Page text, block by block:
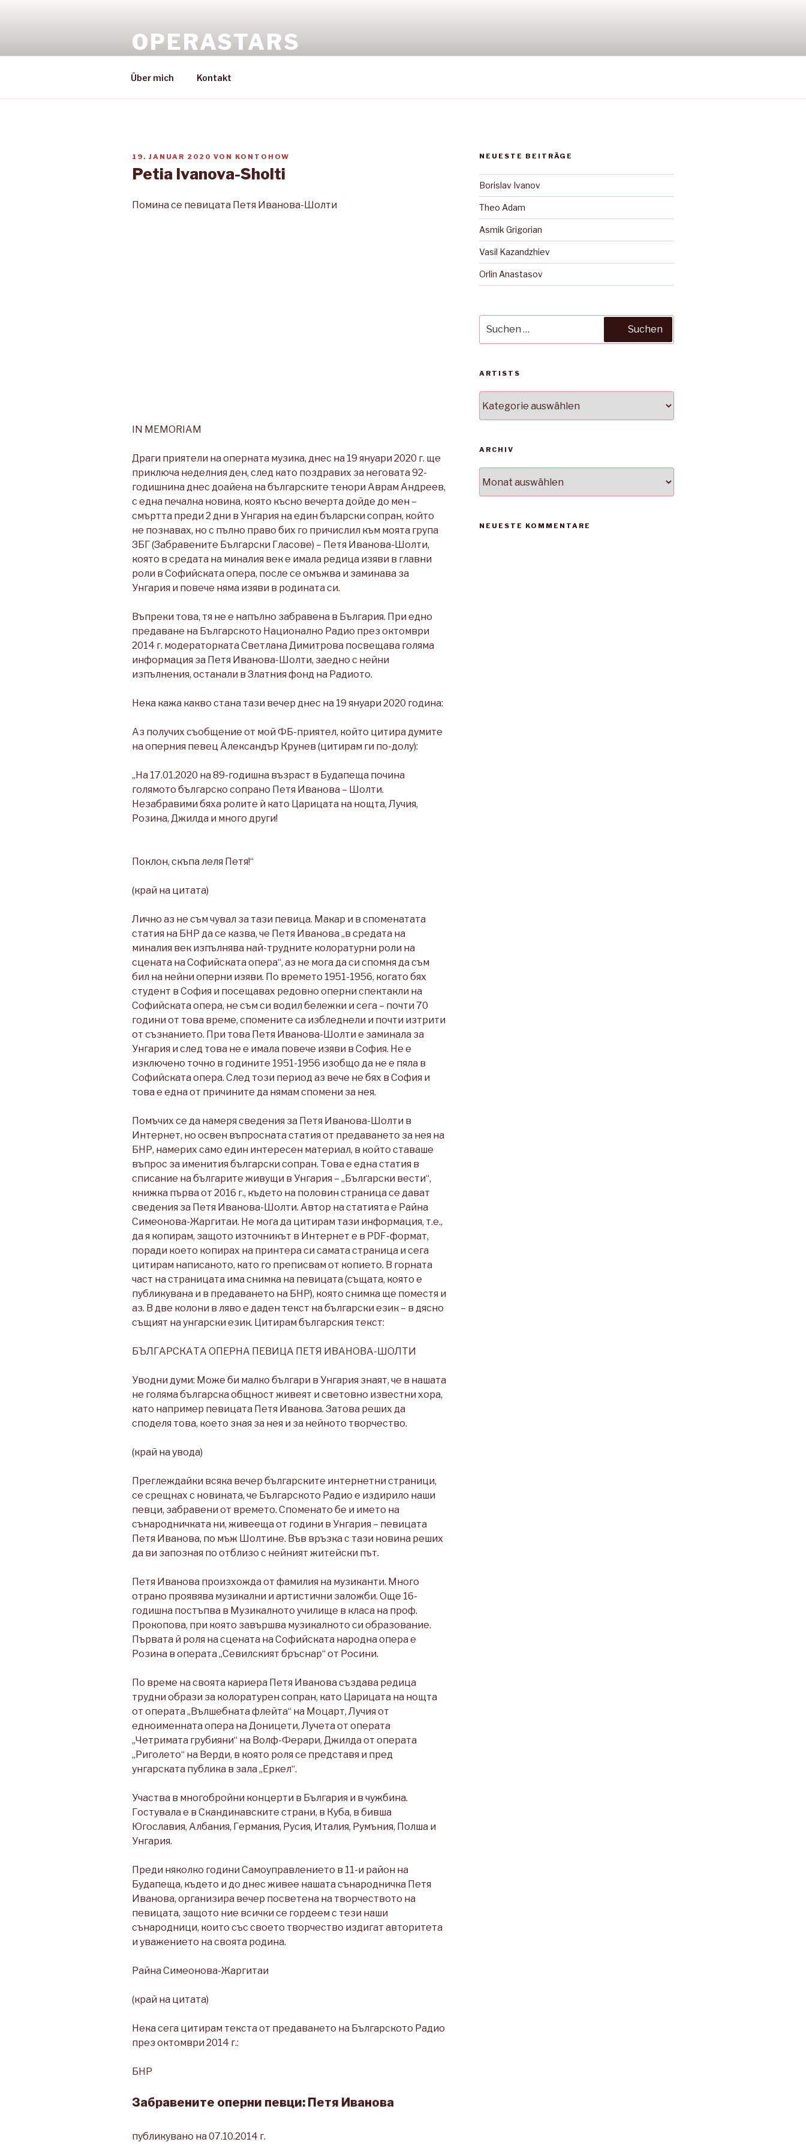
OPERASTARS
Über mich Kontakt
VERÖFFENTLICHT
AM
19. JANUAR 2020 VON KONTOHOW
Petia Ivanova-Sholti
Помина се певицата Петя Иванова-Шолти
IN MEMORIAM
Драги приятели на оперната музика, днес на 19 януари 2020 г. ще
приключа неделния ден, след като поздравих за неговата 92-
годишнина днес доайена на българските тенори Аврам Андреев,
с една печална новина, която късно вечерта дойде до мен –
смъртта преди 2 дни в Унгария на един бъларски сопран, който
не познавах, но с пълно право бих го причислил към моята група
ЗБГ (Забравените Български Гласове) – Петя Иванова-Шолти,
която в средата на миналия век е имала редица изяви в главни
роли в Софийската опера, после се омъжва и заминава за
Унгария и повече няма изяви в родината си.
Въпреки това, тя не е напълно забравена в България. При едно
предаване на Българското Национално Радио през октомври
2014 г. модераторката Светлана Димитрова посвещава голяма
информация за Петя Иванова-Шолти, заедно с нейни
изпълнения, останали в Златния фонд на Радиото.
Нека кажа какво стана тази вечер днес на 19 януари 2020 година:
Аз получих съобщение от мой ФБ-приятел, който цитира думите
на оперния певец Александър Крунев (цитирам ги по-долу):
„На 17.01.2020 на 89-годишна възраст в Будапеща почина
голямото българско сопрано Петя Иванова – Шолти.
Незабравими бяха ролите ѝ като Царицата на нощта, Лучия,
Розина, Джилда и много други!
Поклон, скъпа леля Петя!“
(край на цитата)
Лично аз не съм чувал за тази певица. Макар и в споменатата
статия на БНР да се казва, че Петя Иванова „в средата на
миналия век изпълнява най-трудните колоратурни роли на
сцената на Софийската опера“, аз не мога да си спомня да съм
бил на нейни оперни изяви. По времето 1951-1956, когато бях
студент в София и посещавах редовно оперни спектакли на
Софийската опера, не съм си водил бележки и сега – почти 70
години от това време, спомените са избледнели и почти изтрити
от съзнанието. При това Петя Иванова-Шолти е заминала за
Унгария и след това не е имала повече изяви в София. Не е
изключено точно в годините 1951-1956 изобщо да не е пяла в
Софийската опера. След този период аз вече не бях в София и
това е една от причините да нямам спомени за нея.
Помъчих се да намеря сведения за Петя Иванова-Шолти в
Интернет, но освен въпросната статия от предаването за нея на
БНР, намерих само един интересен материал, в който ставаше
въпрос за именития български сопран. Това е една статия в
списание на българите живущи в Унгария – „Български вести“,
книжка първа от 2016 г., където на половин страница се дават
сведения за Петя Иванова-Шолти. Автор на статията е Райна
Симеонова-Жаргитаи. Не мога да цитирам тази информация, т.е.,
да я копирам, защото източникът в Интернет е в PDF-формат,
поради което копирах на принтера си самата страница и сега
цитирам написаното, като го преписвам от копието. В горната
част на страницата има снимка на певицата (същата, която е
публикувана и в предаването на БНР), която снимка ще поместя и
аз. В две колони в ляво е даден текст на български език – в дясно
същият на унгарски език. Цитирам българския текст:
БЪЛГАРСКАТА ОПЕРНА ПЕВИЦА ПЕТЯ ИВАНОВА-ШОЛТИ
Уводни думи: Може би малко българи в Унгария знаят, че в нашата
не голяма българска общност живеят и световно известни хора,
като например певицата Петя Иванова. Затова реших да
споделя това, което зная за нея и за нейното творчество.
(край на увода)
Преглеждайки всяка вечер българските интернетни страници,
се срещнах с новината, че Българското Радио е издирило наши
певци, забравени от времето. Споменато бе и името на
сънародничката ни, живееща от години в Унгария – певицата
Петя Иванова, по мъж Шолтине. Във връзка с тази новина реших
да ви запозная по отблизо с нейният житейски път.
Петя Иванова произхожда от фамилия на музиканти. Много
отрано проявява музикални и артистични заложби. Още 16-
годишна постъпва в Музикалното училище в класа на проф.
Прокопова, при която завършва музикалното си образование.
Първата й роля на сцената на Софийската народна опера е
Розина в операта „Севилският бръснар“ от Росини.
По време на своята кариера Петя Иванова създава редица
трудни образи за колоратурен сопран, като Царицата на нощта
от операта „Вълшебната флейта“ на Моцарт, Лучия от
едноименната опера на Доницети, Лучета от операта
„Четримата грубияни“ на Волф-Ферари, Джилда от операта
„Риголето“ на Верди, в която роля се представя и пред
унгарската публика в зала „Еркел“.
Участва в многобройни концерти в България и в чужбина.
Гостувала е в Скандинавските страни, в Куба, в бивша
Югославия, Албания, Германия, Русия, Италия, Румъния, Полша и
Унгария.
Преди няколко години Самоуправлението в 11-и район на
Будапеща, където и до днес живее нашата сънародничка Петя
Иванова, организира вечер посветена на творчеството на
певицата, защото ние всички се гордеем с тези наши
сънародници, които със своето творчество издигат авторитета
и уважението на своята родина.
Райна Симеонова-Жаргитаи
(край на цитата)
Нека сега цитирам текста от предаването на Българското Радио
през октомври 2014 г.:
БНР
Забравените оперни певци: Петя Иванова
публикувано на 07.10.2014 г.
NEUESTE BEITRÄGE
Borislav Ivanov
Theo Adam
Asmik Grigorian
Vasil Kazandzhiev
Orlin Anastasov
nach:
Suchen
ARTISTS
ARCHIV
NEUESTE KOMMENTARE